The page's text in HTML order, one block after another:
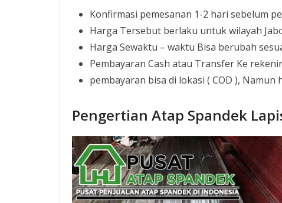
Konfirmasi pemesanan 1-2 hari sebelum
Harga Tersebut berlaku untuk wilayah
Harga Sewaktu – waktu Bisa berubah
Pembayaran Cash atau Transfer Ke
pembayaran bisa di lokasi ( COD ),
Pengertian Atap Spandek